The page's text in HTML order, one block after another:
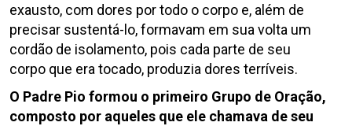
exausto, com dores por todo o corpo e, além de
precisar sustentá-lo, formavam em sua volta um
cordão de isolamento, pois cada parte de seu
corpo que era tocado, produzia dores terríveis.
O Padre Pio formou o primeiro Grupo de Oração,
composto por aqueles que ele chamava de seu